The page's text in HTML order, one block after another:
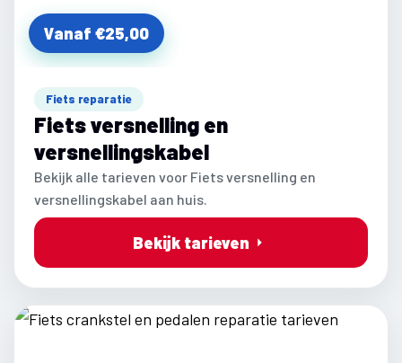
Vanaf €25,00
Fiets reparatie
Fiets versnelling en
versnellingskabel
Bekijk alle tarieven voor Fiets versnelling en
versnellingskabel aan huis.
Bekijk tarieven